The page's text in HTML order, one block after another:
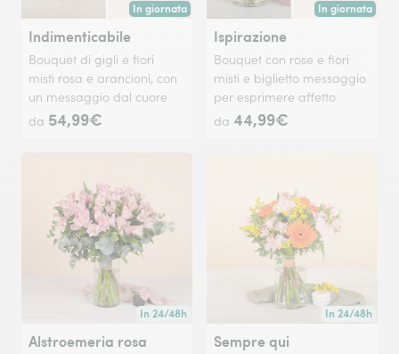
In giornata
Consegna disponibile oggi o in data a tua scelta.
Indimenticabile
Bouquet di gigli e fiori
misti rosa e arancioni, con
un messaggio dal cuore
da 54,99€
In giornata
Consegna
Ispirazione
Bouquet con rose e fiori
misti e biglietto messaggio
per esprimere affetto
da 44,99€
In 24/48h
Consegna disponibile in 24/48h o in data a tua scelta.
Alstroemeria rosa
In 24/48h
Consegna
Sempre qui